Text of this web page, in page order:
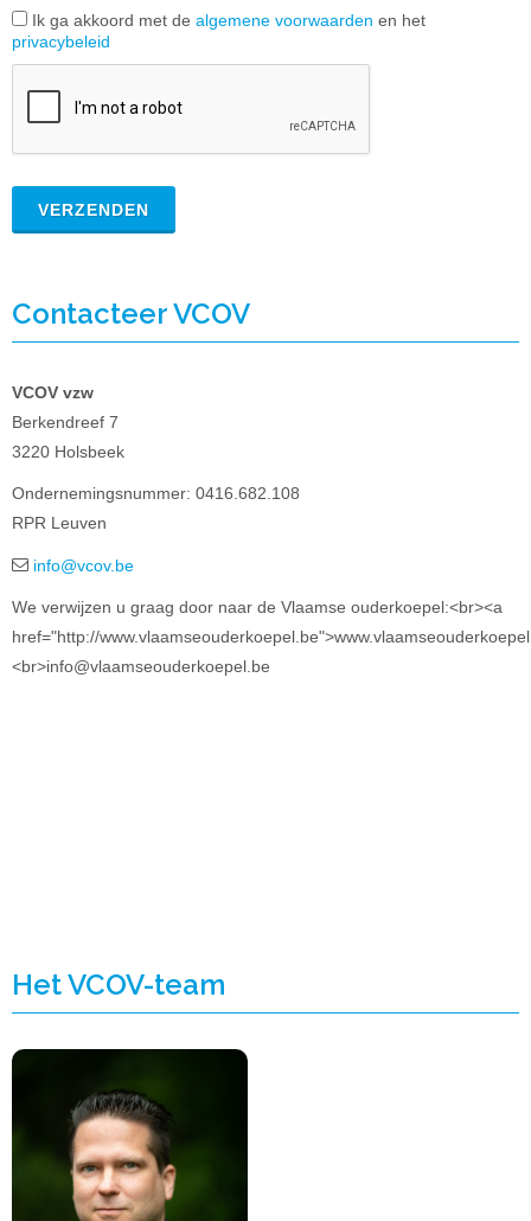
Ik ga akkoord met de algemene voorwaarden en het
privacybeleid
Contacteer VCOV
VCOV vzw
Berkendreef 7
3220 Holsbeek
Ondernemingsnummer: 0416.682.108
RPR Leuven
info@vcov.be
We verwijzen u graag door naar de Vlaamse ouderkoepel:<br><a
href="http://
<br>info@vlaamseouderkoepel.be
Het VCOV-team